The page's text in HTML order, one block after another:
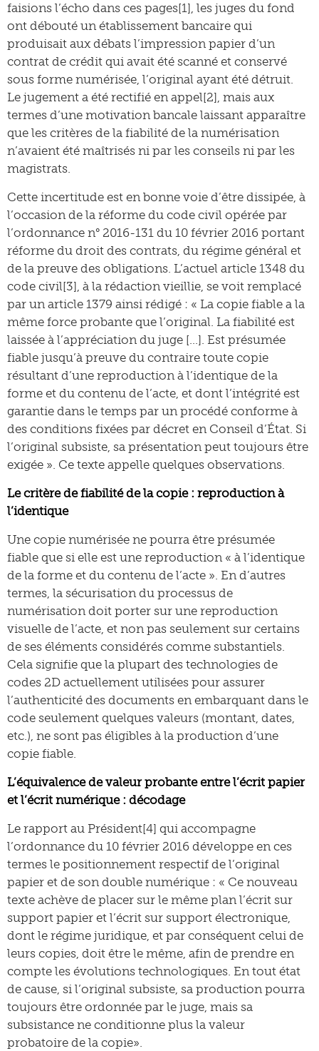
faisions l’écho dans ces pages[1], les juges du fond
ont débouté un établissement bancaire qui
produisait aux débats l’impression papier d’un
contrat de crédit qui avait été scanné et conservé
sous forme numérisée, l’original ayant été détruit.
Le jugement a été rectifié en appel[2], mais aux
termes d’une motivation bancale laissant apparaître
que les critères de la fiabilité de la numérisation
n’avaient été maîtrisés ni par les conseils ni par les
magistrats.
Cette incertitude est en bonne voie d’être dissipée, à
l’occasion de la réforme du code civil opérée par
l’ordonnance n° 2016-131 du 10 février 2016 portant
réforme du droit des contrats, du régime général et
de la preuve des obligations. L’actuel article 1348 du
code civil[3], à la rédaction vieillie, se voit remplacé
par un article 1379 ainsi rédigé : « La copie fiable a la
même force probante que l’original. La fiabilité est
laissée à l’appréciation du juge […]. Est présumée
fiable jusqu’à preuve du contraire toute copie
résultant d’une reproduction à l’identique de la
forme et du contenu de l’acte, et dont l’intégrité est
garantie dans le temps par un procédé conforme à
des conditions fixées par décret en Conseil d’État. Si
l’original subsiste, sa présentation peut toujours être
exigée ». Ce texte appelle quelques observations.
Le critère de fiabilité de la copie : reproduction à
l’identique
Une copie numérisée ne pourra être présumée
fiable que si elle est une reproduction « à l’identique
de la forme et du contenu de l’acte ». En d’autres
termes, la sécurisation du processus de
numérisation doit porter sur une reproduction
visuelle de l’acte, et non pas seulement sur certains
de ses éléments considérés comme substantiels.
Cela signifie que la plupart des technologies de
codes 2D actuellement utilisées pour assurer
l’authenticité des documents en embarquant dans le
code seulement quelques valeurs (montant, dates,
etc.), ne sont pas éligibles à la production d’une
copie fiable.
L’équivalence de valeur probante entre l’écrit papier
et l’écrit numérique : décodage
Le rapport au Président[4] qui accompagne
l’ordonnance du 10 février 2016 développe en ces
termes le positionnement respectif de l’original
papier et de son double numérique : « Ce nouveau
texte achève de placer sur le même plan l’écrit sur
support papier et l’écrit sur support électronique,
dont le régime juridique, et par conséquent celui de
leurs copies, doit être le même, afin de prendre en
compte les évolutions technologiques. En tout état
de cause, si l’original subsiste, sa production pourra
toujours être ordonnée par le juge, mais sa
subsistance ne conditionne plus la valeur
probatoire de la copie».